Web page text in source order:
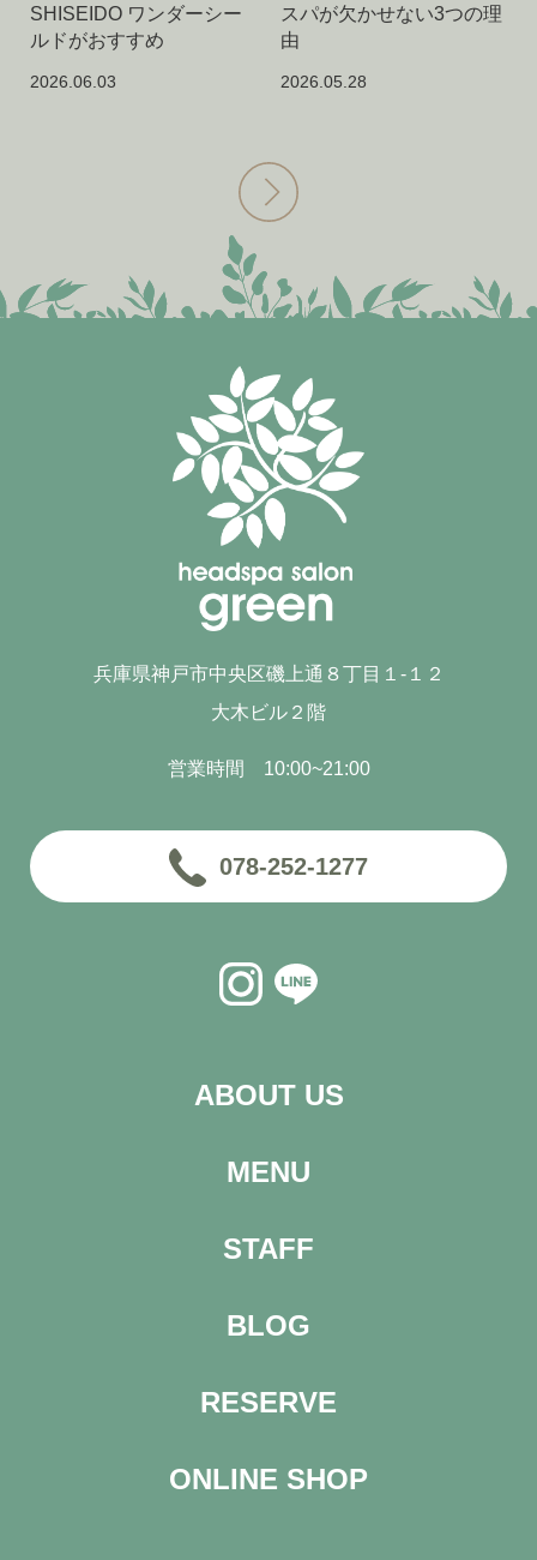
SHISEIDO ワンダーシー
ルドがおすすめ
2026.06.03
スパが欠かせない3つの理
由
2026.05.28
兵庫県神戸市中央区磯上通８丁目１-１２
大木ビル２階
営業時間 10:00~21:00
078-252-1277
ABOUT US
MENU
STAFF
BLOG
RESERVE
ONLINE SHOP